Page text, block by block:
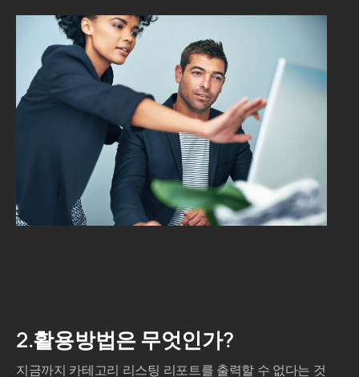
2.활용방법은 무엇인가?
지금까지 카테고리 리스팅 리포트를 출력할 수 없다는 것